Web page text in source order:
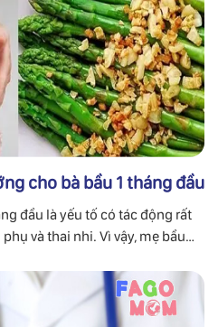
cho bà bầu 1 tháng đầu
đầu là yếu tố có tác động rất
và thai nhi. Vì vậy, mẹ bầu